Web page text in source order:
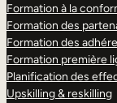
Formation à la
Formation des
Formation des
Formation première
Planification des
Upskilling & reskilling